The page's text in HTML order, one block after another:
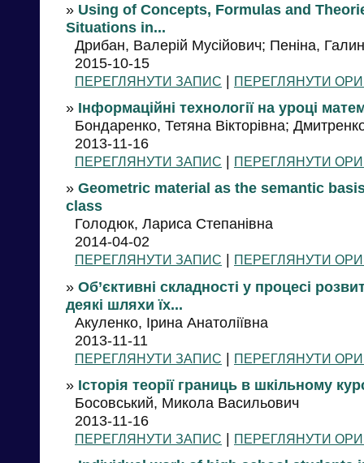
» Using of Concepts, Formulas and
Situations in...
Дрибан, Валерій Мусійович; Пеніна,
2015-10-15
ПЕРЕГЛЯНУТИ ЗАПИС | ПЕРЕГЛЯНУТИ
» Інформаційні технології на уроці
Бондаренко, Тетяна Вікторівна;
2013-11-16
ПЕРЕГЛЯНУТИ ЗАПИС | ПЕРЕГЛЯНУТИ
» Geometric material as the semantic
class
Голодюк, Лариса Степанівна
2014-04-02
ПЕРЕГЛЯНУТИ ЗАПИС | ПЕРЕГЛЯНУТИ
» Об’єктивні складності у процесі
деякі шляхи їх...
Акуленко, Ірина Анатоліївна
2013-11-11
ПЕРЕГЛЯНУТИ ЗАПИС | ПЕРЕГЛЯНУТИ
» Історія теорії границь в шкільному
Босовський, Микола Васильович
2013-11-16
ПЕРЕГЛЯНУТИ ЗАПИС | ПЕРЕГЛЯНУТИ